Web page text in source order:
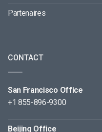
Partenaires
CONTACT
San Francisco Office
+1 855-896-9300
Beijing Office